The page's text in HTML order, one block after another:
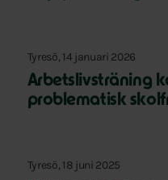
Tyresö, 14 januari 2026
Arbetslivsträning
problematisk
Tyresö, 18 juni 2025